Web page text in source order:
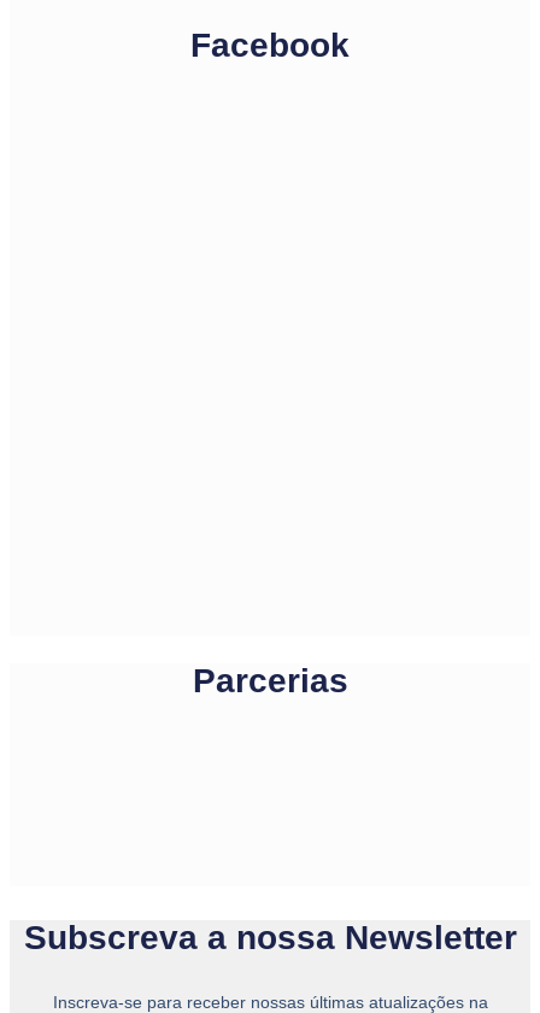
Facebook
Parcerias
Subscreva a nossa Newsletter
Inscreva-se para receber nossas últimas atualizações na